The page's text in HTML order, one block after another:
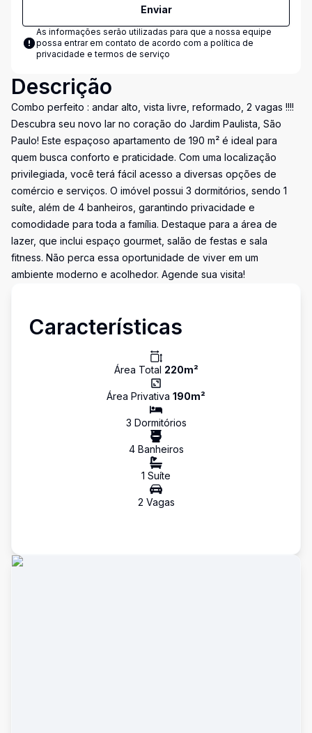
Enviar
As informações serão utilizadas para que a nossa equipe
possa entrar em contato de acordo com a política de
privacidade e termos de serviço
Descrição
Combo perfeito : andar alto, vista livre, reformado, 2 vagas !!!!
Descubra seu novo lar no coração do Jardim Paulista, São
Paulo! Este espaçoso apartamento de 190 m² é ideal para
quem busca conforto e praticidade. Com uma localização
privilegiada, você terá fácil acesso a diversas opções de
comércio e serviços. O imóvel possui 3 dormitórios, sendo 1
suíte, além de 4 banheiros, garantindo privacidade e
comodidade para toda a família. Destaque para a área de
lazer, que inclui espaço gourmet, salão de festas e sala
fitness. Não perca essa oportunidade de viver em um
ambiente moderno e acolhedor. Agende sua visita!
Características
Área Total 220m²
Área Privativa 190m²
3 Dormitórios
4Banheiros
1 Suíte
2 Vagas